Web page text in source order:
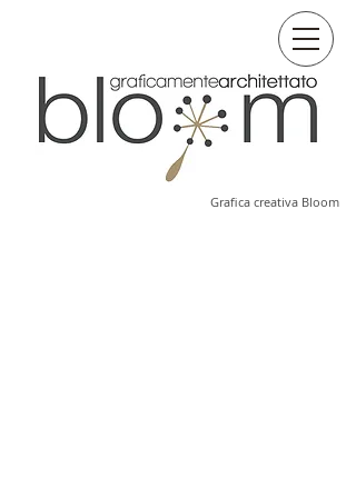
Grafica creativa Bloom